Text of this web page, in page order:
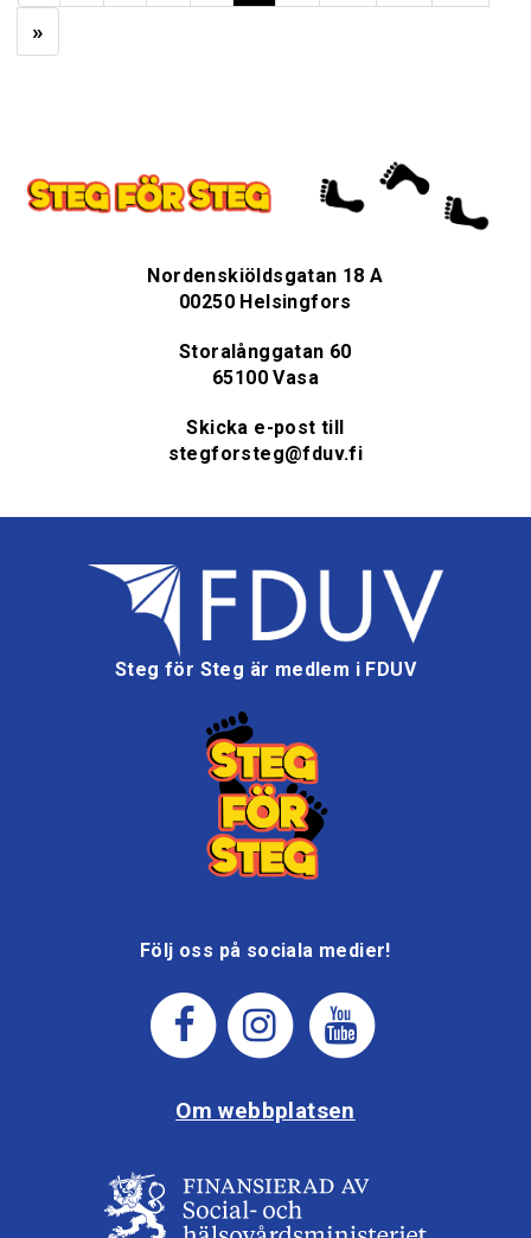
»
Nordenskiöldsgatan 18 A
00250 Helsingfors
Storalånggatan 60
65100 Vasa
Skicka e-post till
stegforsteg@fduv.fi
Steg för Steg är medlem i FDUV
Följ oss på sociala medier!
Om webbplatsen